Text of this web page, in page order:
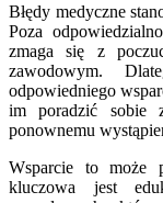
Błędy medyczne
Poza
zmaga się z
zawodowym.
odpowiedniego
im poradzić sobie
ponownemu
Wsparcie to może
kluczowa jest